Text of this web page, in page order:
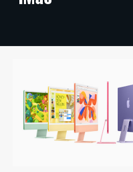
ARTIKKELIT
TECHBBS
HINTA.FI
KAUPPA
VAIHDA TEEMA